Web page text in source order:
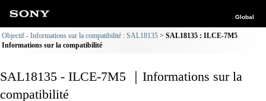
Global
Objectif - Informations sur la compatibilité : SAL18135
SAL18135 : ILCE-7M5
Informations sur la compatibilité
SAL18135 - ILCE-7M5 ｜Informations sur la
compatibilité